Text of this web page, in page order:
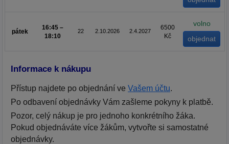
pátek
16:45 –
18:10
22 2.10.2026 2.4.2027
6500
Kč
volno
Informace k nákupu
Přístup najdete po objednání ve Vašem účtu.
Po odbavení objednávky Vám zašleme pokyny k platbě.
Pozor, celý nákup je pro jednoho konkrétního žáka.
Pokud objednáváte více žákům, vytvořte si samostatné
objednávky.